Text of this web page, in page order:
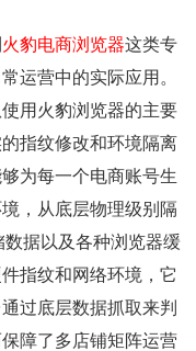
火豹电商浏览器这类专
运营中的实际应用。
用火豹浏览器的主要
指纹修改和环境隔离
为每一个电商账号生
，从底层物理级别隔
据以及各种浏览器缓
指纹和网络环境，它
过底层数据抓取来判
障了多店铺矩阵运营